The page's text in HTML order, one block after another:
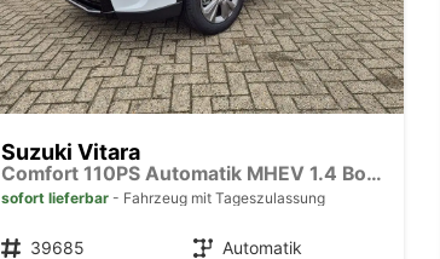
Suzuki Vitara
Comfort 110PS Automatik MHEV 1.4 Boosterjet Klimaautomatik Sitzheizung Navi ACC PDC Rückf.Kamera Suzuki-Radio Apple CarPlay Android Auto Touchscreen 2xKeyless 17-LM
sofort lieferbar Fahrzeug mit Tageszulassung
Fahrzeugnr. 39685 Getriebe Automatik